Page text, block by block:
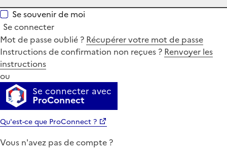
Se souvenir de moi
Se connecter
Mot de passe oublié ? Récupérer votre mot de passe
Instructions de confirmation non reçues ? Renvoyer les
instructions
ou
Se connecter avec
ProConnect
Qu'est-ce que ProConnect ?
Vous n'avez pas de compte ?